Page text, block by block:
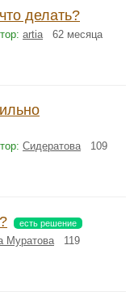
делать?
artia62 месяца
Сидератова109
есть решение
Муратова119